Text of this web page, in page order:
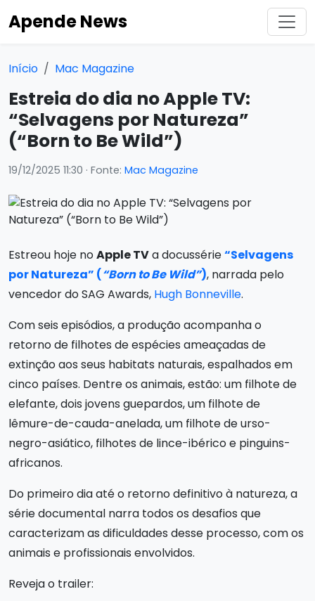
Apende News
Início Mac Magazine
Estreia do dia no Apple TV:
“Selvagens por Natureza”
(“Born to Be Wild”)
19/12/2025 11:30 · Fonte: Mac Magazine
Estreou hoje noApple TVa docussérie“Selvagens
por Natureza” (“Born to Be Wild”), narrada pelo
vencedor do SAG Awards, Hugh Bonneville.
Com seis episódios, a produção acompanha o
retorno de filhotes de espécies ameaçadas de
extinção aos seus habitats naturais, espalhados em
cinco países. Dentre os animais, estão: um filhote de
elefante, dois jovens guepardos, um filhote de
lêmure-de-cauda-anelada, um filhote de urso-
negro-asiático, filhotes de lince-ibérico e pinguins-
africanos.
Do primeiro dia até o retorno definitivo à natureza, a
série documental narra todos os desafios que
caracterizam as dificuldades desse processo, com os
animais e profissionais envolvidos.
Reveja o trailer: